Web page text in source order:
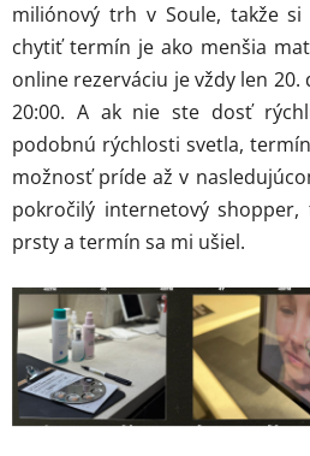
miliónový trh v Soule, takže
chytiť termín je ako menšia
online rezerváciu je vždy len
20:00. A ak nie ste dosť
podobnú rýchlosti svetla,
možnosť príde až v
pokročilý internetový
prsty a termín sa mi ušiel.